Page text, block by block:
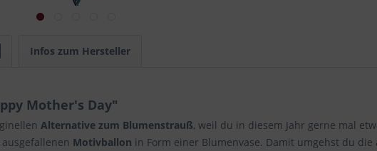
Infos zum Hersteller
Mother's Day"
Alternative zum Blumenstrauß, weil du in diesem Jahr gerne mal
Motivballon in Form einer Blumenvase. Damit umgehst du